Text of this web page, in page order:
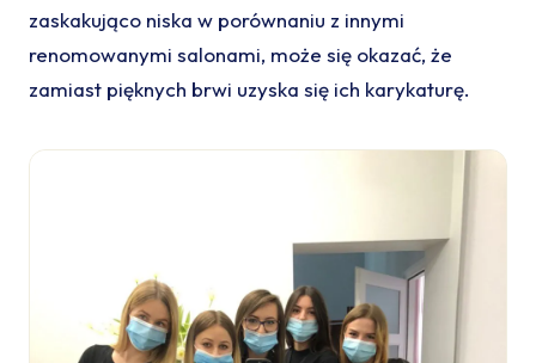
zaskakująco niska w porównaniu z innymi
renomowanymi salonami, może się okazać, że
zamiast pięknych brwi uzyska się ich karykaturę.